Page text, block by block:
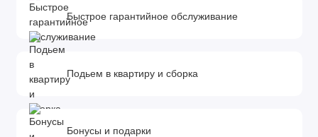
Быстрое гарантийное обслуживание
Подьем в квартиру и сборка
Бонусы и подарки